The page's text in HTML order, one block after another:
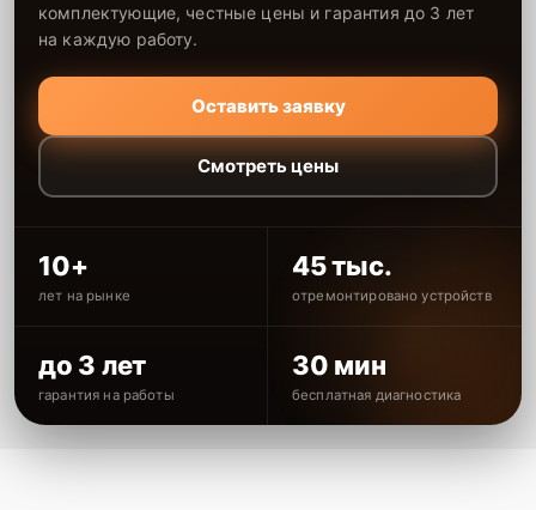
комплектующие, честные цены и гарантия до 3 лет
на каждую работу.
Оставить заявку
Смотреть цены
10+
лет на рынке
45 тыс.
отремонтировано устройств
до 3 лет
гарантия на работы
30 мин
бесплатная диагностика